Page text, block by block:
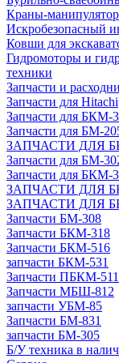
Краны-
Искробезопасный
Ковши для
Гидромоторы и
техники
Запчасти и
Запчасти для Hitachi
Запчасти для БКМ-
Запчасти для БМ-
ЗАПЧАСТИ ДЛЯ
Запчасти для БМ-
Запчасти для БКМ-
ЗАПЧАСТИ ДЛЯ
ЗАПЧАСТИ ДЛЯ
Запчасти БМ-308
Запчасти БКМ-318
Запчасти БКМ-516
запчасти БКМ-531
Запчасти ПБКМ-511
Запчасти МБШ-812
запчасти УБМ-85
Запчасти БМ-831
запчасти БМ-305
Б/У техника в